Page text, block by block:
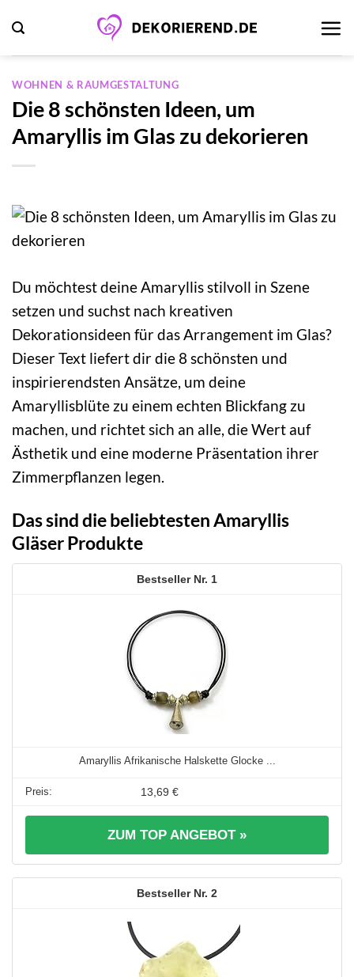
Inhalt
springen
WOHNEN & RAUMGESTALTUNG
Die 8 schönsten Ideen, um
Amaryllis im Glas zu dekorieren
Du möchtest deine Amaryllis stilvoll in Szene
setzen und suchst nach kreativen
Dekorationsideen für das Arrangement im Glas?
Dieser Text liefert dir die 8 schönsten und
inspirierendsten Ansätze, um deine
Amaryllisblüte zu einem echten Blickfang zu
machen, und richtet sich an alle, die Wert auf
Ästhetik und eine moderne Präsentation ihrer
Zimmerpflanzen legen.
Das sind die beliebtesten Amaryllis
Gläser Produkte
1
Amaryllis Afrikanische Halskette Glocke ...
13,69 €
ZUM TOP ANGEBOT »
2